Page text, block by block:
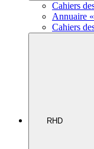
Cahiers
Annuaire
Cahiers
RHD